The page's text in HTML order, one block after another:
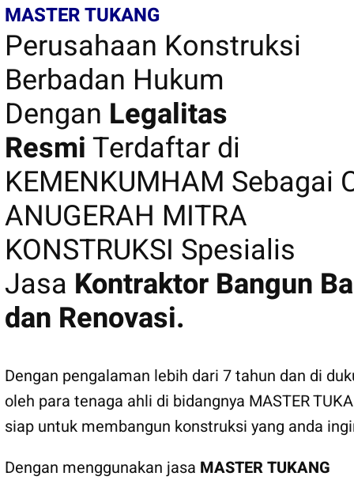
MASTER TUKANG
Perusahaan Konstruksi
Berbadan Hukum
Dengan Legalitas
ResmiTerdaftar di
KEMENKUMHAM Sebagai
ANUGERAH MITRA
KONSTRUKSI Spesialis
Jasa Kontraktor Bangun
dan Renovasi.
Dengan pengalaman lebih dari 7 tahun dan di
oleh para tenaga ahli di bidangnya MASTER
siap untuk membangun konstruksi yang anda
Dengan menggunakan jasa MASTER TUKANG